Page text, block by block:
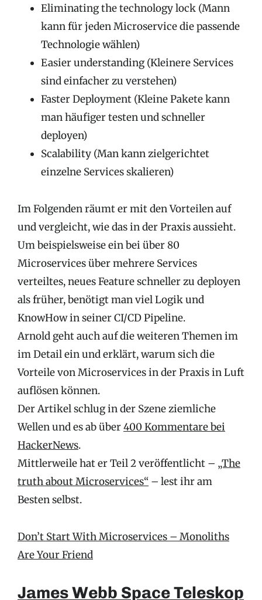
Eliminating the technology lock (Mann
kann für jeden Microservice die passende
Technologie wählen)
Easier understanding (Kleinere Services
sind einfacher zu verstehen)
Faster Deployment (Kleine Pakete kann
man häufiger testen und schneller
deployen)
Scalability (Man kann zielgerichtet
einzelne Services skalieren)
Im Folgenden räumt er mit den Vorteilen auf
und vergleicht, wie das in der Praxis aussieht.
Um beispielsweise ein bei über 80
Microservices über mehrere Services
verteiltes, neues Feature schneller zu deployen
als früher, benötigt man viel Logik und
KnowHow in seiner CI/CD Pipeline.
Arnold geht auch auf die weiteren Themen im
im Detail ein und erklärt, warum sich die
Vorteile von Microservices in der Praxis in Luft
auflösen können.
Der Artikel schlug in der Szene ziemliche
Wellen und es ab über400 Kommentare bei
HackerNews.
Mittlerweile hat er Teil 2 veröffentlicht – „The
truth about Microservices“ – lest ihr am
Besten selbst.
Don’t Start With Microservices – Monoliths
Are Your Friend
James Webb Space Teleskop